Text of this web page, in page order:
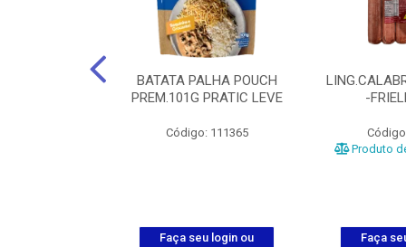
BATATA PALHA POUCH
PREM.101G PRATIC LEVE
Código: 111365
Faça seu login ou
-
Produto
Faça